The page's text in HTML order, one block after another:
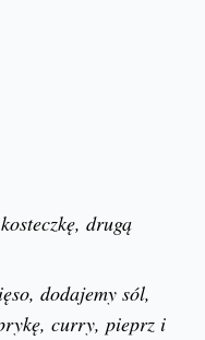
drugą
dodajemy sól,
curry, pieprz i